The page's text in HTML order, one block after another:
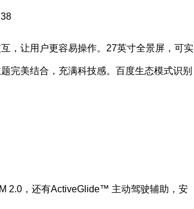
，让用户更容易操作。27英寸全景屏，可实
完美结合，充满科技感。百度生态模式识别
2.0，还有ActiveGlide™ 主动驾驶辅助，安